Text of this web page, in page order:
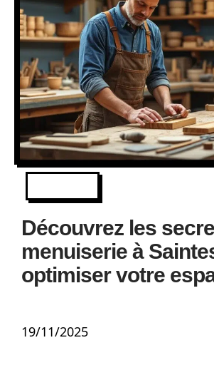
Découvrez les
menuiserie à
optimiser votre
19/11/2025